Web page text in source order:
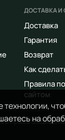
на
ДОСТАВКА И
Доставка
Гарантия
Возврат
Как
Правила
сайтом
права